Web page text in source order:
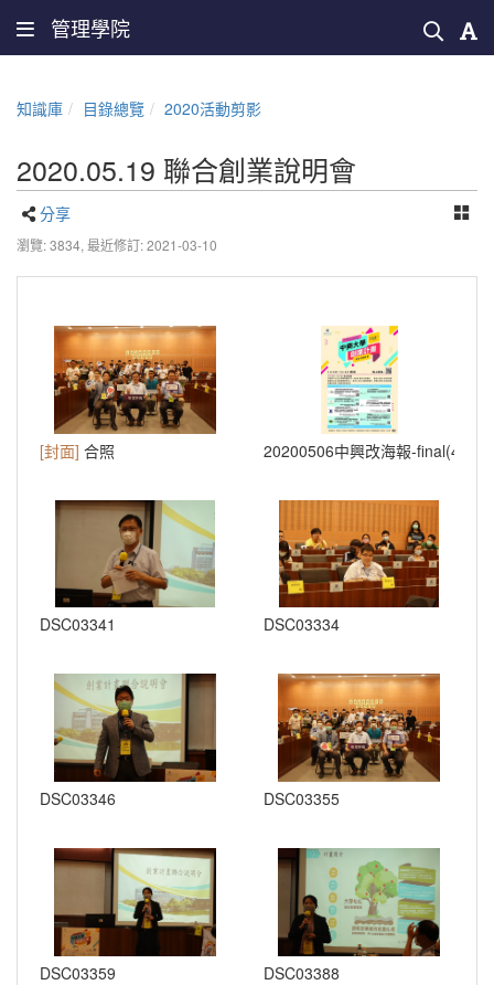
管理學院
知識庫 目錄總覽 2020活動剪影
2020.05.19 聯合創業說明會
分享
瀏覽: 3834, 最近修訂: 2021-03-10
[封面] 合照 20200506中興改海報-final(4)
DSC03341 DSC03334
DSC03346 DSC03355
DSC03359 DSC03388